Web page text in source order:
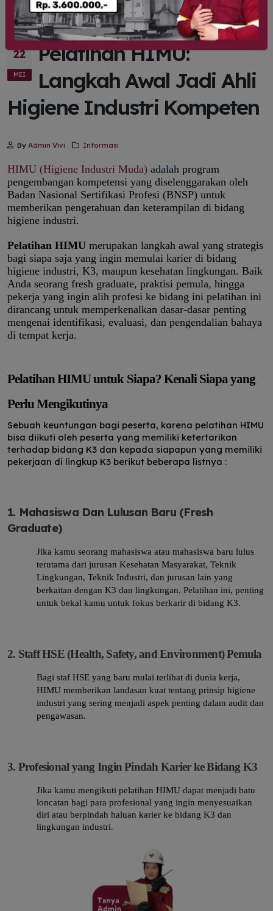
22
MEI
Pelatihan HIMU:
Langkah Awal Jadi Ahli
Higiene Industri Kompeten
By Admin Vivi Informasi
HIMU (Higiene Industri Muda) adalah program
pengembangan kompetensi yang diselenggarakan oleh
Badan Nasional Sertifikasi Profesi (BNSP) untuk
memberikan pengetahuan dan keterampilan di bidang
higiene industri.
Pelatihan HIMU merupakan langkah awal yang strategis
bagi siapa saja yang ingin memulai karier di bidang
higiene industri, K3, maupun kesehatan lingkungan. Baik
Anda seorang fresh graduate, praktisi pemula, hingga
pekerja yang ingin alih profesi ke bidang ini pelatihan ini
dirancang untuk memperkenalkan dasar-dasar penting
mengenai identifikasi, evaluasi, dan pengendalian bahaya
di tempat kerja.
Pelatihan HIMU untuk Siapa? Kenali Siapa yang
Perlu Mengikutinya
Sebuah keuntungan bagi peserta, karena pelatihan HIMU
bisa diikuti oleh peserta yang memiliki ketertarikan
terhadap bidang K3 dan kepada siapapun yang memiliki
pekerjaan di lingkup K3 berikut beberapa listnya :
1. Mahasiswa Dan Lulusan Baru (Fresh
Graduate)
Jika kamu seorang mahasiswa atau mahasiswa baru lulus
terutama dari jurusan Kesehatan Masyarakat, Teknik
Lingkungan, Teknik Industri, dan jurusan lain yang
berkaitan dengan K3 dan lingkungan. Pelatihan ini, penting
untuk bekal kamu untuk fokus berkarir di bidang K3.
2. Staff HSE (Health, Safety, and Environment) Pemula
Bagi staf HSE yang baru mulai terlibat di dunia kerja,
HIMU memberikan landasan kuat tentang prinsip higiene
industri yang sering menjadi aspek penting dalam audit dan
pengawasan.
3. Profesional yang Ingin Pindah Karier ke Bidang K3
Jika kamu mengikuti pelatihan HIMU dapat menjadi batu
loncatan bagi para profesional yang ingin menyesuaikan
diri atau berpindah haluan karier ke bidang K3 dan
lingkungan industri.